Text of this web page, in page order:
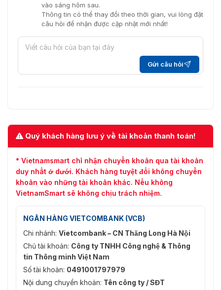
vào sáng hôm sau.
Thông tin có thể thay đổi theo thời gian, vui lòng đặt
câu hỏi để nhận được cập nhật mới nhất!
Gửi câu hỏi
Quý khách hàng lưu ý về tài khoản thanh toán!
* Vietnamsmart chỉ nhận chuyển khoản qua tài khoản
duy nhất ở dưới. Khách hàng tuyệt đối không chuyển
khoản vào những tài khoản khác. Nếu không
VietnamSmart sẽ không chịu trách nhiệm.
NGÂN HÀNG VIETCOMBANK (VCB)
Chi nhánh: Vietcombank – CN Thăng Long Hà Nội
Chủ tài khoản: Công ty TNHH Công nghệ & Thông
tin Thông minh Việt Nam
Số tài khoản: 0491001797979
Nội dung chuyển khoản: Tên công ty / SĐT